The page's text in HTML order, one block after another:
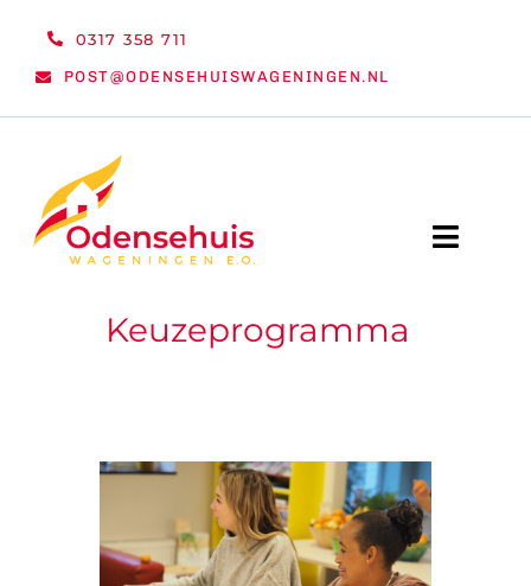
0317 358 711
POST@ODENSEHUISWAGENINGEN.NL
Toggle
WELKOMKeuzeprogramma